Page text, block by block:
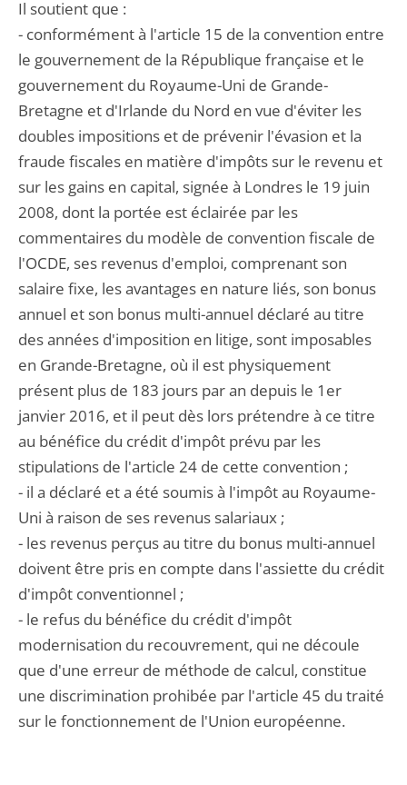
Il soutient que :
- conformément à l'article 15 de la convention entre
le gouvernement de la République française et le
gouvernement du Royaume-Uni de Grande-
Bretagne et d'Irlande du Nord en vue d'éviter les
doubles impositions et de prévenir l'évasion et la
fraude fiscales en matière d'impôts sur le revenu et
sur les gains en capital, signée à Londres le 19 juin
2008, dont la portée est éclairée par les
commentaires du modèle de convention fiscale de
l'OCDE, ses revenus d'emploi, comprenant son
salaire fixe, les avantages en nature liés, son bonus
annuel et son bonus multi-annuel déclaré au titre
des années d'imposition en litige, sont imposables
en Grande-Bretagne, où il est physiquement
présent plus de 183 jours par an depuis le 1er
janvier 2016, et il peut dès lors prétendre à ce titre
au bénéfice du crédit d'impôt prévu par les
stipulations de l'article 24 de cette convention ;
- il a déclaré et a été soumis à l'impôt au Royaume-
Uni à raison de ses revenus salariaux ;
- les revenus perçus au titre du bonus multi-annuel
doivent être pris en compte dans l'assiette du crédit
d'impôt conventionnel ;
- le refus du bénéfice du crédit d'impôt
modernisation du recouvrement, qui ne découle
que d'une erreur de méthode de calcul, constitue
une discrimination prohibée par l'article 45 du traité
sur le fonctionnement de l'Union européenne.